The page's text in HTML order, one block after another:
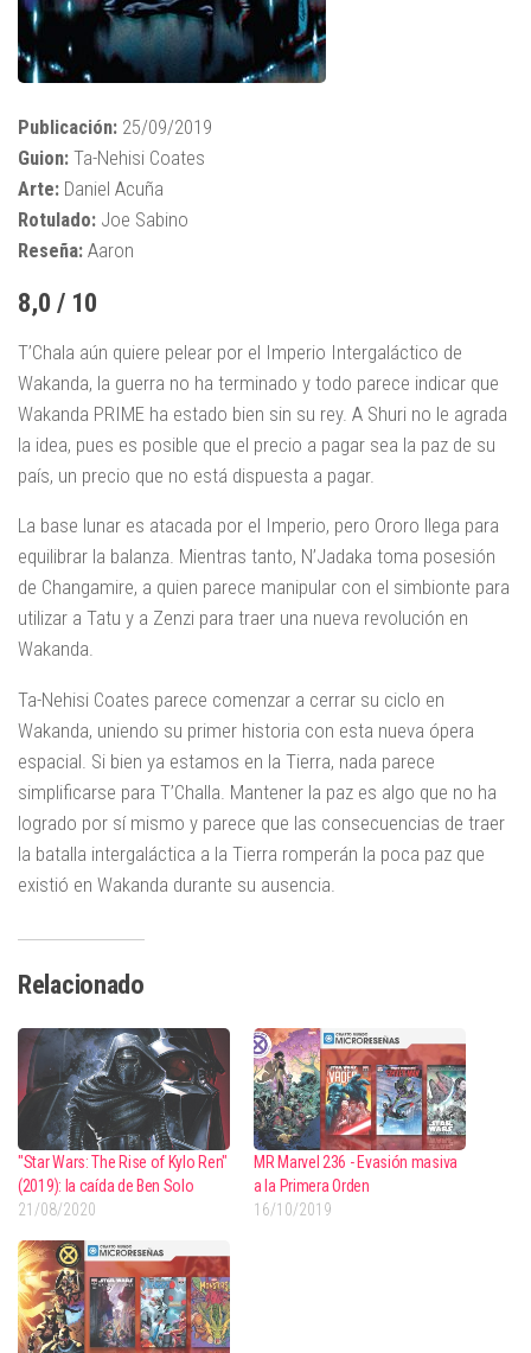
Publicación: 25/09/2019
Guion: Ta-Nehisi Coates
Arte: Daniel Acuña
Rotulado: Joe Sabino
Reseña: Aaron
8,0 / 10
T’Chala aún quiere pelear por el Imperio Intergaláctico de
Wakanda, la guerra no ha terminado y todo parece indicar que
Wakanda PRIME ha estado bien sin su rey. A Shuri no le agrada
la idea, pues es posible que el precio a pagar sea la paz de su
país, un precio que no está dispuesta a pagar.
La base lunar es atacada por el Imperio, pero Ororo llega para
equilibrar la balanza. Mientras tanto, N’Jadaka toma posesión
de Changamire, a quien parece manipular con el simbionte para
utilizar a Tatu y a Zenzi para traer una nueva revolución en
Wakanda.
Ta-Nehisi Coates parece comenzar a cerrar su ciclo en
Wakanda, uniendo su primer historia con esta nueva ópera
espacial. Si bien ya estamos en la Tierra, nada parece
simplificarse para T’Challa. Mantener la paz es algo que no ha
logrado por sí mismo y parece que las consecuencias de traer
la batalla intergaláctica a la Tierra romperán la poca paz que
existió en Wakanda durante su ausencia.
Relacionado
"Star Wars: The Rise of Kylo Ren"
(2019): la caída de Ben Solo
21/08/2020
MR Marvel 236 - Evasión masiva
a la Primera Orden
16/10/2019